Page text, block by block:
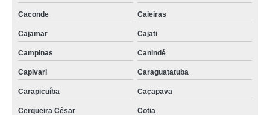
Caconde Caieiras
Cajamar Cajati
Campinas Canindé
Capivari Caraguatatuba
Carapicuíba Caçapava
Cerqueira César Cotia